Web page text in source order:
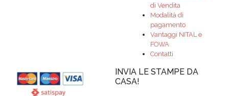
di Vendita
Modalità di
pagamento
Vantaggi NITAL e
FOWA
Contatti
INVIA LE STAMPE DA
CASA!